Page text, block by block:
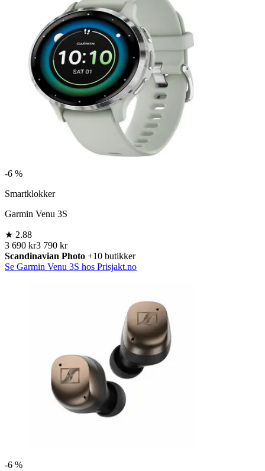
-6 %
Smartklokker
Garmin Venu 3S
★ 2.88
3 690 kr3 790 kr
Scandinavian Photo +10 butikker
Se Garmin Venu 3S hos Prisjakt.no
-6 %